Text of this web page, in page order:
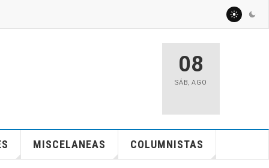
08
SÁB, AGO
MISCELANEAS COLUMNISTAS